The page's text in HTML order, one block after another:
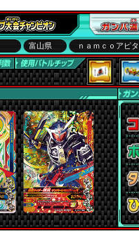
富山県 ｎａｍｃｏアピ